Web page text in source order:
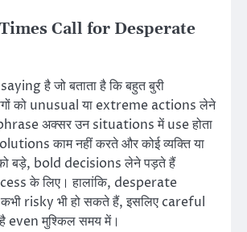
Call for Desperate
है जो बताता है कि बहुत बुरी
को unusual या extreme actions लेने
अक्सर उन situations में use होता
काम नहीं करते और कोई व्यक्ति या
बड़े, bold decisions लेने पड़ते हैं
के लिए। हालांकि, desperate
risky भी हो सकते हैं, इसलिए careful
even मुश्किल समय में।